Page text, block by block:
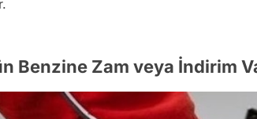
Benzine Zam veya İndirim